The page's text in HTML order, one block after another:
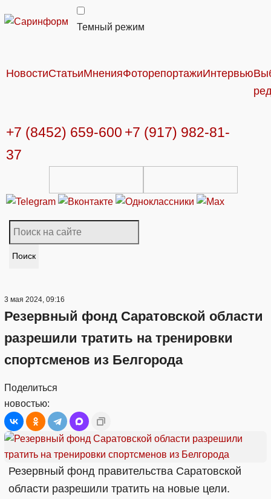
Темный режим
НовостиСтатьиМненияФоторепортажиИнтервью
+7 (8452) 659-600 +7 (917) 982-81-
37
Поиск
3 мая 2024, 09:16
Резервный фонд Саратовской области
разрешили тратить на тренировки
спортсменов из Белгорода
Поделиться
новостью:
Резервный фонд правительства Саратовской
области разрешили тратить на новые цели.